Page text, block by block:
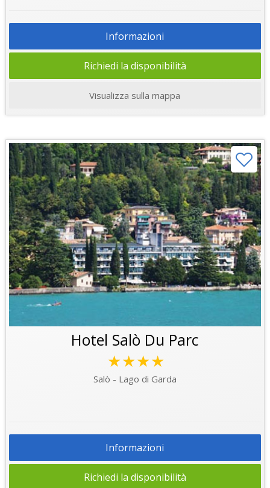
Informazioni
Richiedi la disponibilità
Visualizza sulla mappa
Hotel Salò Du Parc
★★★★
Salò - Lago di Garda
Informazioni
Richiedi la disponibilità